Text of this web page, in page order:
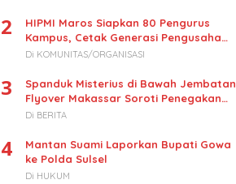
2
HIPMI Maros Siapkan 80 Pengurus
Kampus, Cetak Generasi Pengusaha
Muda
Di KOMUNITAS/ORGANISASI
3
Spanduk Misterius di Bawah Jembatan
Flyover Makassar Soroti Penegakan
Hukum Kasus Korupsi
Di BERITA
4
Mantan Suami Laporkan Bupati Gowa
ke Polda Sulsel
Di HUKUM